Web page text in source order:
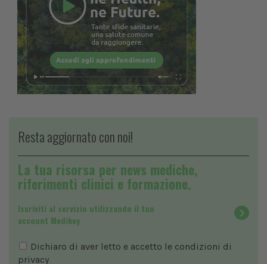
Resta aggiornato con noi!
La tua risorsa per news mediche,
riferimenti clinici e formazione.
Iscriviti al servizio utilizzando il tuo
account Medikey
Dichiaro di aver letto e accetto le condizioni di
privacy